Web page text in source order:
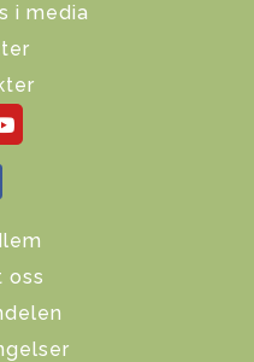
i media
oss